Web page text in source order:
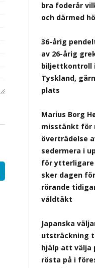
bra foderår
och därmed
36-årig
av 26-årig
biljettkontroll
Tyskland,
plats
Marius Borg
misstänkt för
överträdelse
sedermera i
för
sker dagen
rörande
våldtäkt
Japanska
utsträckning
hjälp att välja
rösta på i